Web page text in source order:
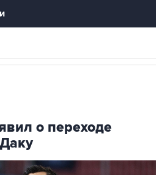
о переходе